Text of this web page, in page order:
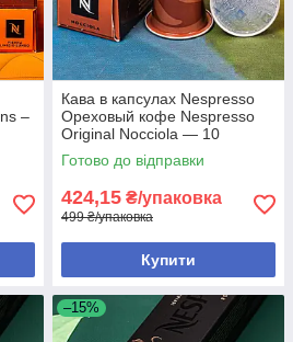
–
Кава в капсулах Nespresso
Ореховый кофе Nespresso
Original Nocciola — 10
капсул, Nespresso Original
Готово до відправки
424,15 ₴/упаковка
499 ₴/упаковка
Купити
–15%